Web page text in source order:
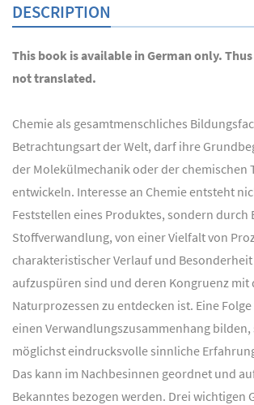
DESCRIPTION
This book is available in German only.
not translated.
Chemie als gesamtmenschliches
Betrachtungsart der Welt, darf ihre
der Molekülmechanik oder der chemischen
entwickeln. Interesse an Chemie entsteht
Feststellen eines Produktes, sondern durch
Stoffverwandlung, von einer Vielfalt von
charakteristischer Verlauf und
aufzuspüren sind und deren Kongruenz mit
Naturprozessen zu entdecken ist. Eine
einen Verwandlungszusammenhang
möglichst eindrucksvolle sinnliche
Das kann im Nachbesinnen geordnet und
Bekanntes bezogen werden. Drei wichtigen